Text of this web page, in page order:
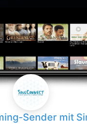
Sender mit